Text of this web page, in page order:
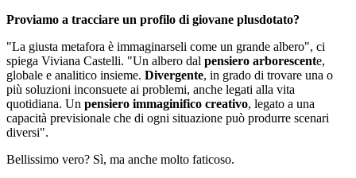
Proviamo a tracciare un profilo di giovane plusdotato?
"La giusta metafora è immaginarseli come un grande albero", ci
spiega Viviana Castelli. "Un albero dal pensiero arborescente,
globale e analitico insieme. Divergente, in grado di trovare una o
più soluzioni inconsuete ai problemi, anche legati alla vita
quotidiana. Un pensiero immaginifico creativo, legato a una
capacità previsionale che di ogni situazione può produrre scenari
diversi".
Bellissimo vero? Sì, ma anche molto faticoso.